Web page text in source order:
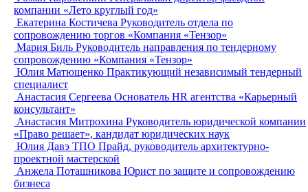
компании «Лето круглый год»
Екатерина Костичева Руководитель отдела по
сопровождению торгов «Компания «Тензор»
Мария Биль Руководитель направления по тендерному
сопровождению «Компания «Тензор»
Юлия Матющенко Практикующий независимый тендерный
специалист
Анастасия Сергеева Основатель HR агентства «Карьерный
консультант»
Анастасия Митрохина Руководитель юридической компании
«Право решает», кандидат юридических наук
Юлия Давэ ТПО Прайд, руководитель архитектурно-
проектной мастерской
Анжела Поташникова Юрист по защите и сопровождению
бизнеса